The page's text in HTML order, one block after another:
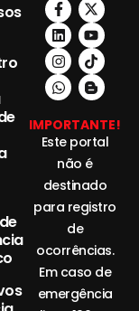
IMPORTANTE!
Este portal
não é
destinado
para registro
de
ocorrências.
Em caso de
emergência